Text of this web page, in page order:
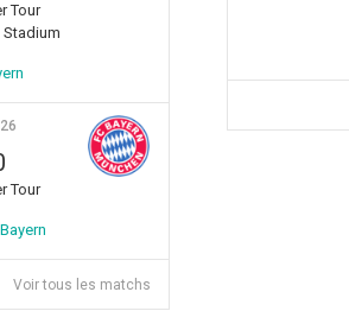
Tour
Tour
Voir tous les matchs